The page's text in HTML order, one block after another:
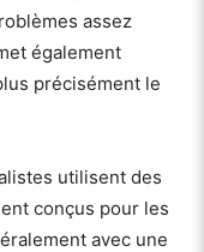
assez
également
précisément le
utilisent des
conçus pour les
avec une